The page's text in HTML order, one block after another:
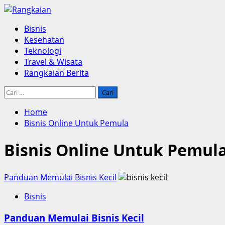
Skip
content
Primary
Menu
Bisnis
Kesehatan
Teknologi
Travel & Wisata
Rangkaian Berita
Cari
Home
Bisnis Online Untuk Pemula
Bisnis Online Untuk
Panduan Memulai Bisnis Kecil
Bisnis
Panduan Memulai Bisnis Kecil